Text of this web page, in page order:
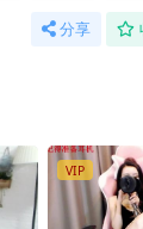
分享
VIP